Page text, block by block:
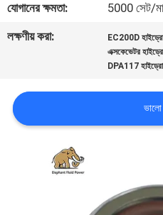
খবর
সাইট
PRIVACY
যোগানের ক্ষমতা:
5000 সেট/
লক্ষণীয় করা:
EC200D
এক্সকেভেটর
DPA117
ভালো